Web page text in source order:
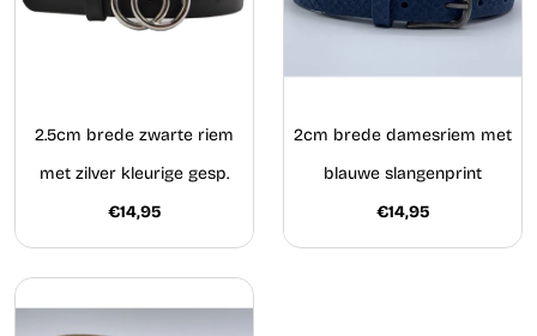
2.5cm brede zwarte riem
met zilver kleurige gesp.
€14,95
2cm brede damesriem met
blauwe slangenprint
€14,95